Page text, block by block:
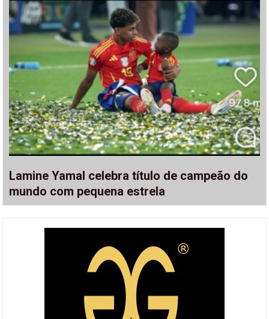
Lamine Yamal celebra título de campeão do
mundo com pequena estrela